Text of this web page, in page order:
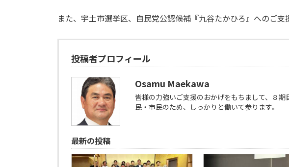
また、宇土市選挙区、自民党公認候補『九谷たかひろ』へのご支
投稿者プロフィール
Osamu Maekawa
皆様の力強いご支援のおかげをもちまして、８
民・市民のため、しっかりと働いて参ります。
最新の投稿